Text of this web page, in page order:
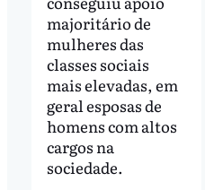
majoritário de
mulheres das
classes sociais
mais elevadas, em
geral esposas de
homens com altos
cargos na
sociedade.